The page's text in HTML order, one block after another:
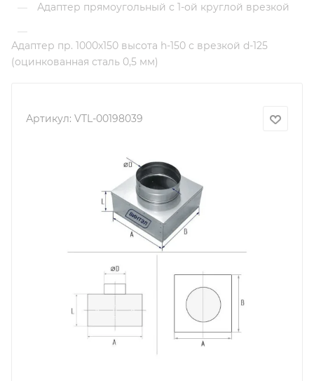
—
Адаптер прямоугольный с 1-ой круглой врезкой
—
Адаптер пр. 1000х150 высота h-150 с врезкой d-125
(оцинкованная сталь 0,5 мм)
Артикул: VTL-00198039